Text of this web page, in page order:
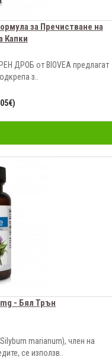
за Пречистване на
Капки
ДРОБ от BIOVEA предлагат
з..
- Бял Трън
marianum), член на
се използв..